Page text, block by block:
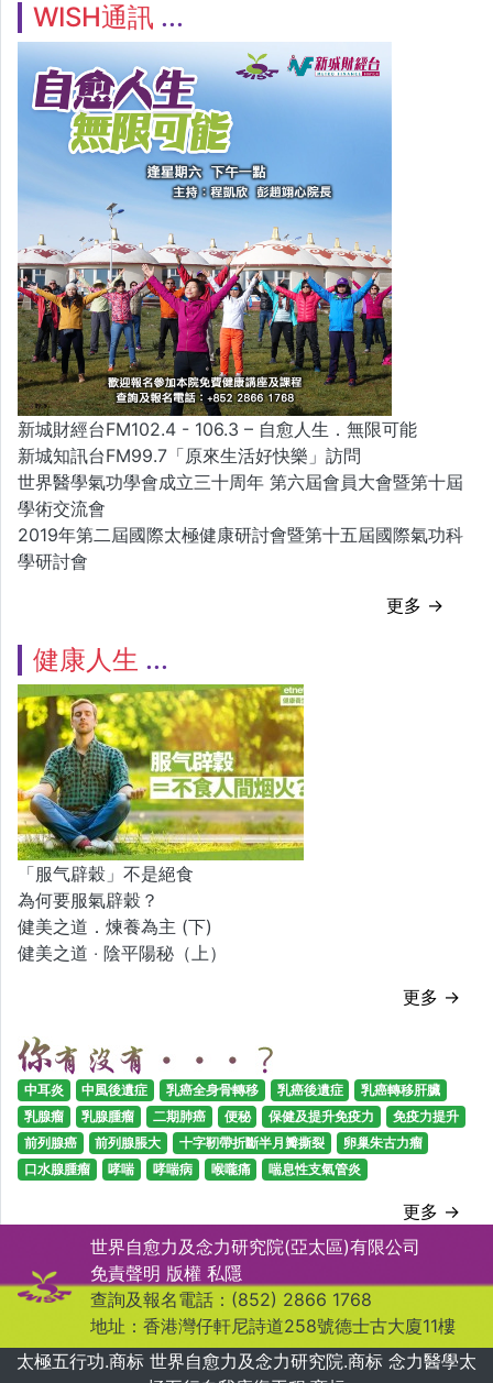
WISH通訊
新城財經台FM102.4 - 106.3 – 自愈人生．無限可能
新城知訊台FM99.7「原來生活好快樂」訪問
世界醫學氣功學會成立三十周年 第六屆會員大會暨第十屆
學術交流會
2019年第二屆國際太極健康研討會暨第十五屆國際氣功科
學研討會
更多 →
健康人生
「服气辟穀」不是絕食
為何要服氣辟穀？
健美之道．煉養為主 (下)
健美之道 ‧ 陰平陽秘（上）
更多 →
中耳炎 中風後遺症 乳癌全身骨轉移 乳癌後遺症
乳癌轉移肝臟
乳腺瘤
乳腺腫瘤 二期肺癌 便秘 保健及提升免疫力
免疫力提升
前列腺癌
前列腺脹大 十字靭帶折斷半月瓣撕裂
卵巢朱古力瘤
口水腺腫瘤
哮喘 哮喘病 喉嚨痛 喘息性支氣管炎
更多 →
世界自愈力及念力研究院(亞太區)有限公司
免責聲明 版權 私隱
查詢及報名電話：(852) 2866 1768
地址：香港灣仔軒尼詩道258號德士古大廈11樓
太極五行功.商标 世界自愈力及念力研究院.商标 念力醫學太